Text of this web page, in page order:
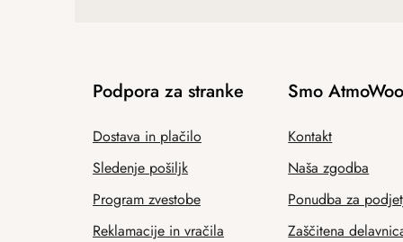
Podpora za stranke
Dostava in plačilo
Sledenje pošiljk
Program zvestobe
Reklamacije in vračila
Smo
Kontakt
Naša zgodba
Ponudba za
Zaščitena